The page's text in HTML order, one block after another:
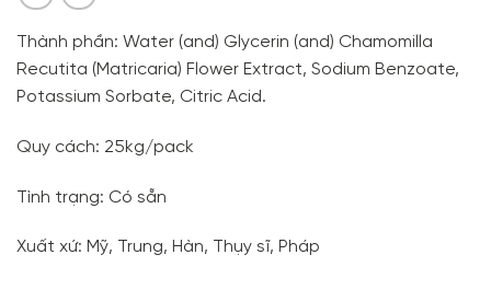
Thành phần: Water (and) Glycerin (and) Chamomilla
Recutita (Matricaria) Flower Extract, Sodium Benzoate,
Potassium Sorbate, Citric Acid.
Quy cách: 25kg/pack
Tình trạng: Có sẵn
Xuất xứ: Mỹ, Trung, Hàn, Thụy sĩ, Pháp